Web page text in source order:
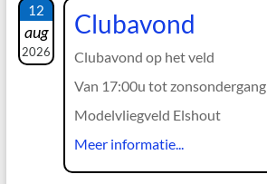
12
aug
2026
Clubavond
Clubavond op het veld
Van 17:00u tot zonsondergang
Modelvliegveld Elshout
Meer informatie...